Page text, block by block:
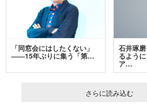
「同窓会にはしたくない」
――15年ぶりに集う「第…
石井琢
るよう
ア…
さらに読み込む